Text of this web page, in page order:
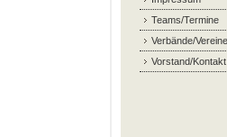
Teams/Termine
Verbände/Vereine
Vorstand/Kontakt